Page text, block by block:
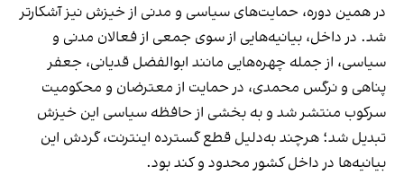
در همین دوره، حمایت‌های سیاسی و مدنی از خیزش نیز آشکارتر
شد. در داخل، بیانیه‌هایی از سوی جمعی از فعالان مدنی و
سیاسی، از جمله چهره‌هایی مانند ابوالفضل قدیانی، جعفر
پناهی و نرگس محمدی، در حمایت از معترضان و محکومیت
سرکوب منتشر شد و به بخشی از حافظه سیاسی این خیزش
تبدیل شد؛ هرچند به‌دلیل قطع گسترده اینترنت، گردش این
بیانیه‌ها در داخل کشور محدود و کند بود.